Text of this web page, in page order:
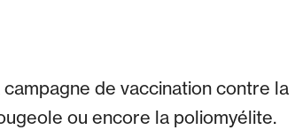
de vaccination contre la
ou encore la poliomyélite.